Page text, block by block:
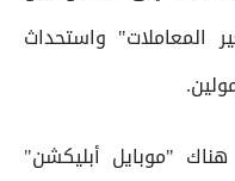
واستحداث
"موبايل أبليكشن"